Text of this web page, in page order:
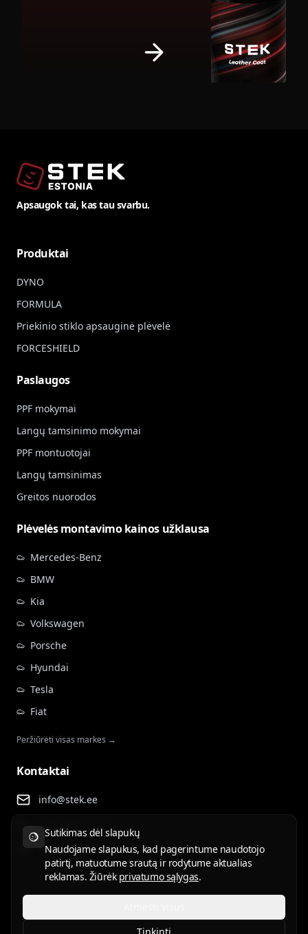
Apsaugok tai, kas tau svarbu.
Produktai
DYNO
FORMULA
Priekinio stiklo apsauginė plėvelė
FORCESHIELD
Paslaugos
PPF mokymai
Langų tamsinimo mokymai
PPF montuotojai
Langų tamsinimas
Greitos nuorodos
Plėvelės montavimo kainos užklausa
Mercedes-Benz
BMW
Kia
Volkswagen
Porsche
Hyundai
Tesla
Fiat
Peržiūrėti visas markes →
Kontaktai
info@stek.ee
+372 555 81 911
Rehepapi tee 4, Tartu
Naudojimo sąlygosPrivatumo politika
Sutikimas dėl slapukų
Naudojame slapukus, kad pagerintume naudotojo
patirtį, matuotume srautą ir rodytume aktualias
reklamas. Žiūrėk privatumo sąlygas.